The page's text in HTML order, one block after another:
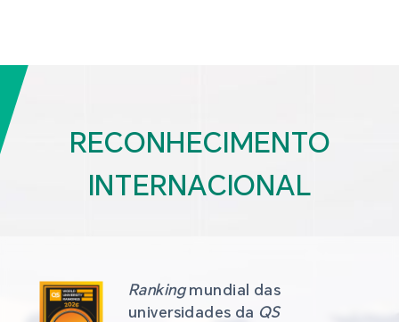
RECONHECIMENTO
INTERNACIONAL
Ranking mundial das
universidades da QS